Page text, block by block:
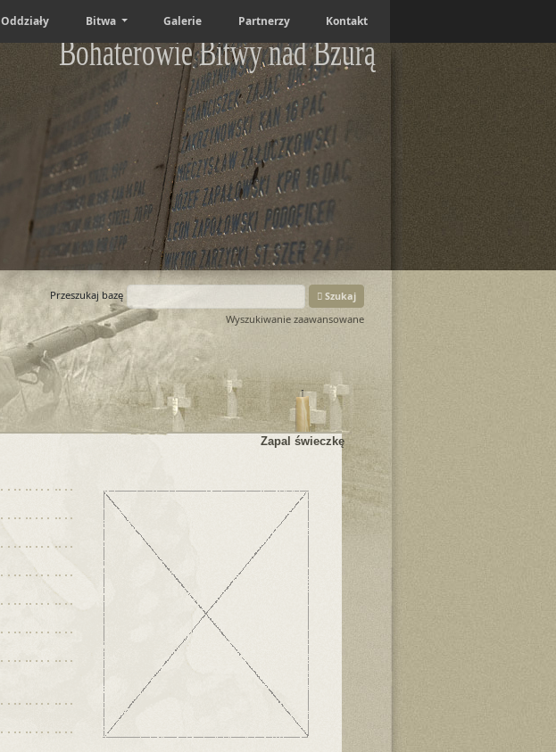
Oddziały Bitwa Galerie Partnerzy Kontakt
Bohaterowie Bitwy nad Bzurą
Przeszukaj bazę
Szukaj
Wyszukiwanie zaawansowane
Zapal świeczkę